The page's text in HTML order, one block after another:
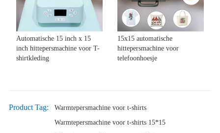
Automatische 15 inch x 15
inch hittepersmachine voor T-
shirtkleding
15x15 automatische
hittepersmachine voor
telefoonhoesje
Product Tag:
Warmtepersmachine voor t-shirts
Warmtepersmachine voor t-shirts 15*15